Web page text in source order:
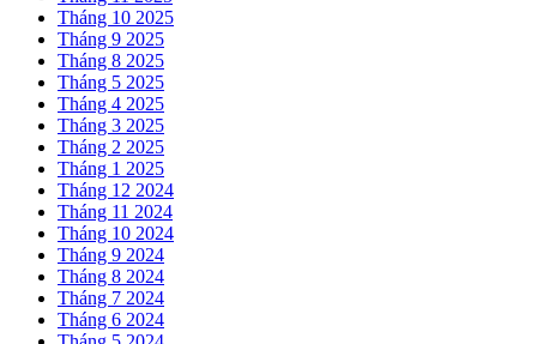
Tháng 10 2025
Tháng 9 2025
Tháng 8 2025
Tháng 5 2025
Tháng 4 2025
Tháng 3 2025
Tháng 2 2025
Tháng 1 2025
Tháng 12 2024
Tháng 11 2024
Tháng 10 2024
Tháng 9 2024
Tháng 8 2024
Tháng 7 2024
Tháng 6 2024